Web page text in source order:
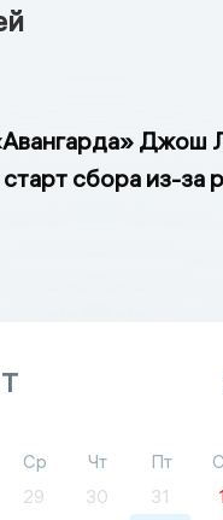
Джош
сбора из-за
Ср Чт Пт
29 30 31 1